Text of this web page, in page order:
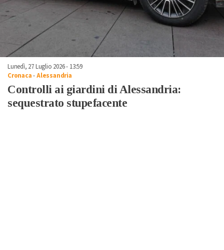
Lunedì, 27 Luglio 2026 - 13:59
Cronaca-Alessandria
Controlli ai giardini di Alessandria:
sequestrato stupefacente